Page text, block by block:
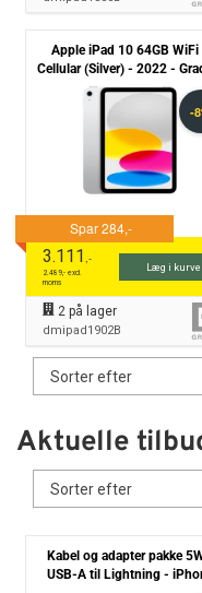
Apple iPad 10 64GB WiFi
Cellular (Silver) - 2022 -
3.111 ,-
2.489,- excl.
moms
Læg i
2på lager
dmipad1902B
Aktuelle
Kabel og adapter pakke
USB-A til Lightning -